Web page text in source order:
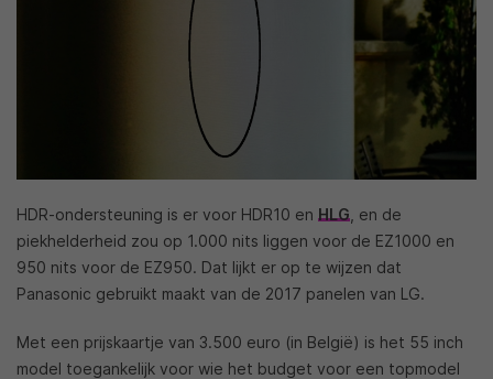
HDR-ondersteuning is er voor HDR10 en HLG , en de
piekhelderheid zou op 1.000 nits liggen voor de EZ1000 en
950 nits voor de EZ950. Dat lijkt er op te wijzen dat
Panasonic gebruikt maakt van de 2017 panelen van LG.
Met een prijskaartje van 3.500 euro (in België) is het 55 inch
model toegankelijk voor wie het budget voor een topmodel